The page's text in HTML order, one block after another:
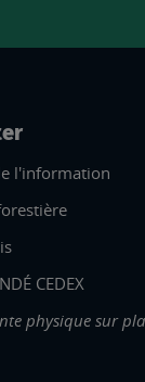
l'information
CEDEX
physique sur